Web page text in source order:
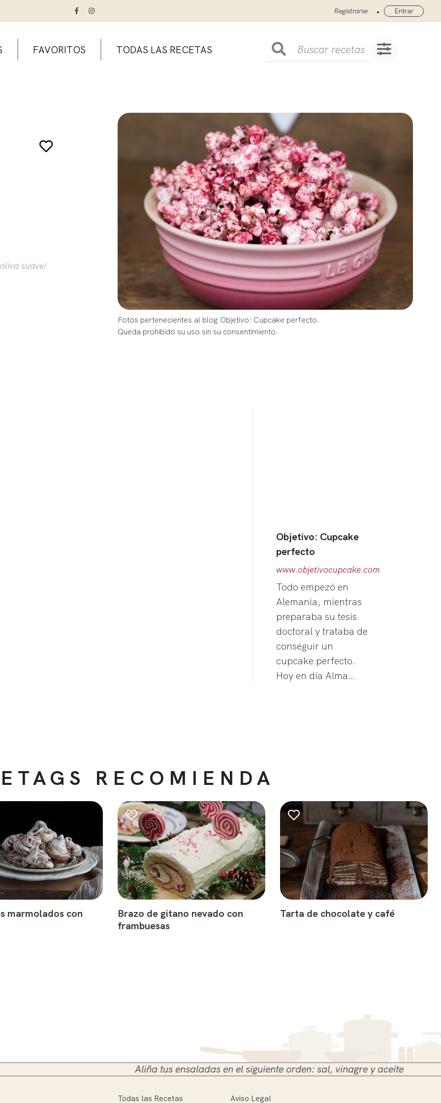
Registrarse • Entrar
FAVORITOS TODAS LAS RECETAS
suave)
Fotos pertenecientes al blog Objetivo: Cupcake perfecto.
Queda prohibido su uso sin su consentimiento.
Objetivo: Cupcake
perfecto
www.objetivocupcake.com
Todo empezó en
Alemania, mientras
preparaba su tesis
doctoral y trataba de
conseguir un
cupcake perfecto.
Hoy en día Alma…
RECOMIENDA
marmolados con
Brazo de gitano nevado con
frambuesas
Tarta de chocolate y café
Aliña tus ensaladas en el siguiente orden: sal, vinagre y aceite
Todas las Recetas Aviso Legal